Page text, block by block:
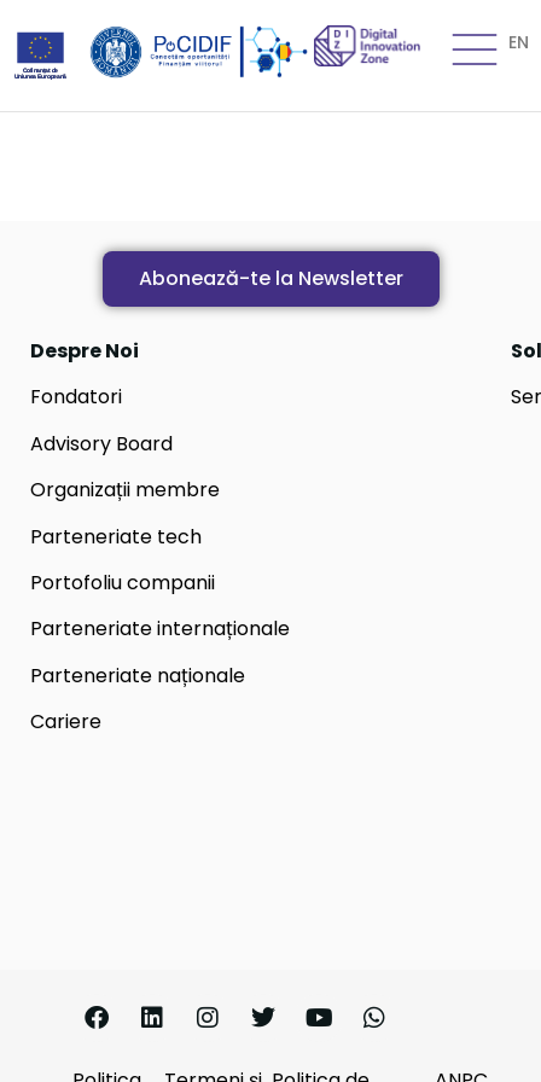
EN
Abonează-te la Newsletter
Despre Noi
Fondatori
Advisory Board
Organizații membre
Parteneriate tech
Portofoliu companii
Parteneriate internaționale
Parteneriate naționale
Cariere